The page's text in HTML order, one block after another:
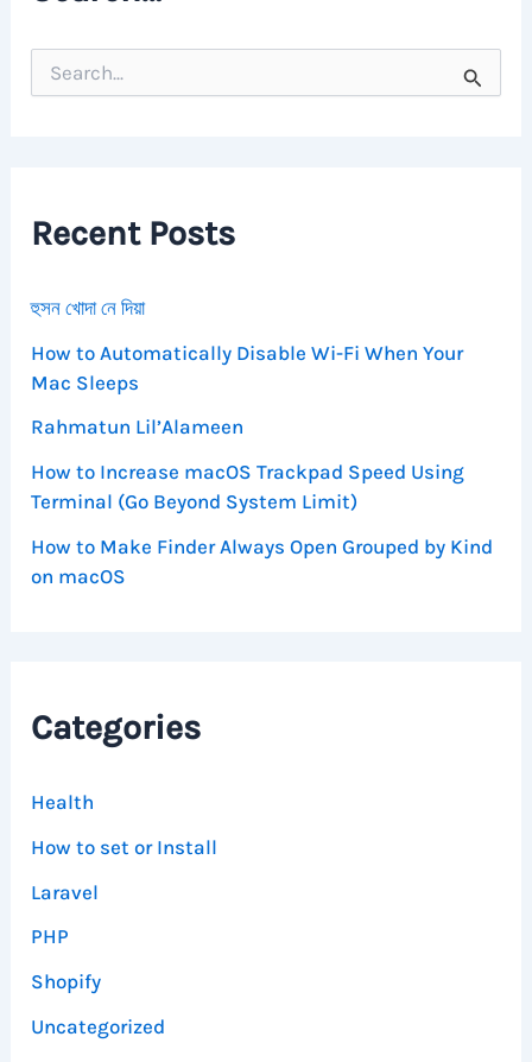
o
rRecent Posts
হুসন খোদা নে দিয়া
How to Automatically Disable Wi-Fi When Your
Mac Sleeps
Rahmatun Lil’Alameen
How to Increase macOS Trackpad Speed Using
Terminal (Go Beyond System Limit)
How to Make Finder Always Open Grouped by Kind
on macOS
Categories
Health
How to set or Install
Laravel
PHP
Shopify
Uncategorized